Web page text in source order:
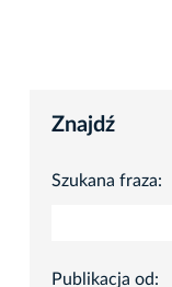
Znajdź
Szukana fraza:
Publikacja od: